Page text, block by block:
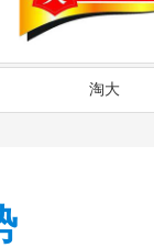
淘大